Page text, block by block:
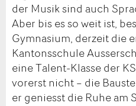
der Musik sind auch
Aber bis es so weit ist,
Gymnasium, derzeit die
Kantonsschule
eine Talent-Klasse der
vorerst nicht – die
er geniesst die Ruhe am